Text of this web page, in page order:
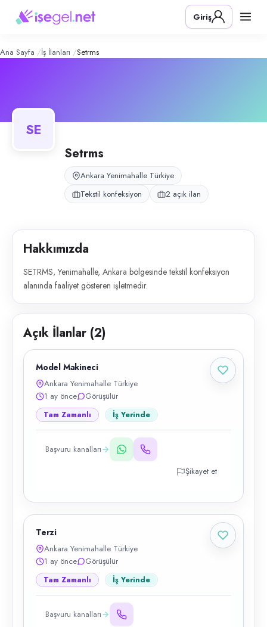
– Şirket Profili
Konum:
SETRMS, Yenimahalle, Ankara bölgesinde tekstil konfeksiyon
Terzi
Giriş
Ana Sayfa İş İlanları Setrms
SE
Setrms
Ankara Yenimahalle Türkiye
Tekstil konfeksiyon
2 açık ilan
Hakkımızda
SETRMS, Yenimahalle, Ankara bölgesinde tekstil konfeksiyon
alanında faaliyet gösteren işletmedir.
Açık İlanlar (2)
Model Makineci
Ankara Yenimahalle Türkiye
1 ay önce
Görüşülür
Tam Zamanlı İş Yerinde
Başvuru kanalları
Şikayet et
Terzi
Ankara Yenimahalle Türkiye
1 ay önce
Görüşülür
Tam Zamanlı İş Yerinde
Başvuru kanalları